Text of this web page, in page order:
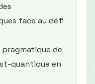
face au défi
de
quantique en